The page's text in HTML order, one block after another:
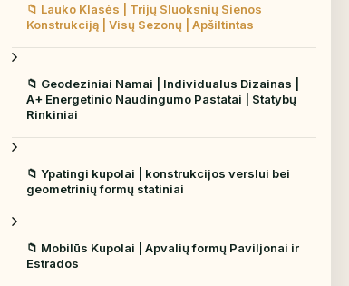
📁 Lauko Klasės | Trijų Sluoksnių Sienos
Konstrukciją | Visų Sezonų | Apšiltintas
📁 Geodeziniai Namai | Individualus Dizainas |
A+ Energetinio Naudingumo Pastatai | Statybų
Rinkiniai
📁 Ypatingi kupolai | konstrukcijos verslui bei
geometrinių formų statiniai
📁 Mobilūs Kupolai | Apvalių formų Paviljonai ir
Estrados